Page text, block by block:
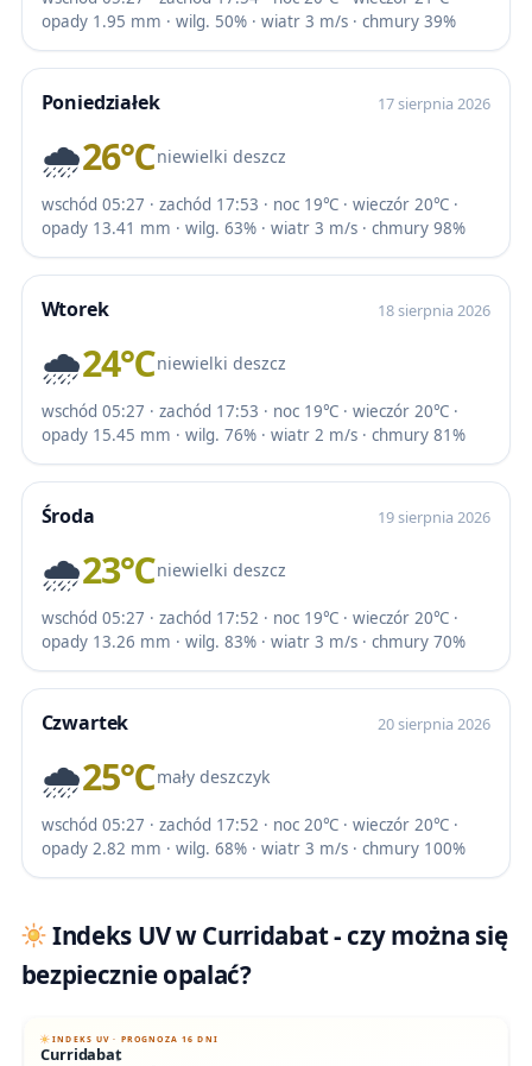
opady 1.95 mm · wilg. 50% · wiatr 3 m/s · chmury 39%
Poniedziałek 17 sierpnia 2026
🌧️26℃niewielki deszcz
wschód 05:27 · zachód 17:53 · noc 19℃ · wieczór 20℃ ·
opady 13.41 mm · wilg. 63% · wiatr 3 m/s · chmury 98%
Wtorek 18 sierpnia 2026
🌧️24℃niewielki deszcz
wschód 05:27 · zachód 17:53 · noc 19℃ · wieczór 20℃ ·
opady 15.45 mm · wilg. 76% · wiatr 2 m/s · chmury 81%
Środa 19 sierpnia 2026
🌧️23℃niewielki deszcz
wschód 05:27 · zachód 17:52 · noc 19℃ · wieczór 20℃ ·
opady 13.26 mm · wilg. 83% · wiatr 3 m/s · chmury 70%
Czwartek 20 sierpnia 2026
🌧️25℃mały deszczyk
wschód 05:27 · zachód 17:52 · noc 20℃ · wieczór 20℃ ·
opady 2.82 mm · wilg. 68% · wiatr 3 m/s · chmury 100%
Indeks UV w Curridabat - czy można się
bezpiecznie opalać?
INDEKS UV · PROGNOZA 16 DNI
Curridabat
6